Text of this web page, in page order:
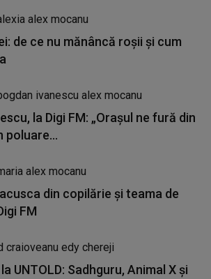
de ce nu mănâncă roșii și cum
la Digi FM: „Orașul ne fură din
poluare...
din copilărie și teama de
FM
UNTOLD: Sadhguru, Animal X și